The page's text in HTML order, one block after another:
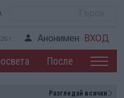
г. Анонимен ВХОД
После
Разгледай всички